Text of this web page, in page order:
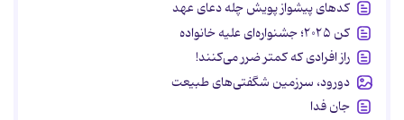
کدهای پیشواز پویش چله دعای عهد
کن ۲۰۲۵؛ جشنواره‌ای علیه خانواده
راز افرادی که کمتر ضرر می‌کنند!
دورود، سرزمین شگفتی‌های طبیعت
جان فدا